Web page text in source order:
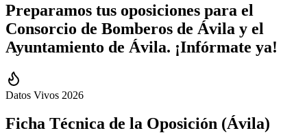
Preparamos tus oposiciones para el
Consorcio de Bomberos de Ávila y el
Ayuntamiento de Ávila. ¡Infórmate ya!
Datos Vivos 2026
Ficha Técnica de la Oposición (Ávila)